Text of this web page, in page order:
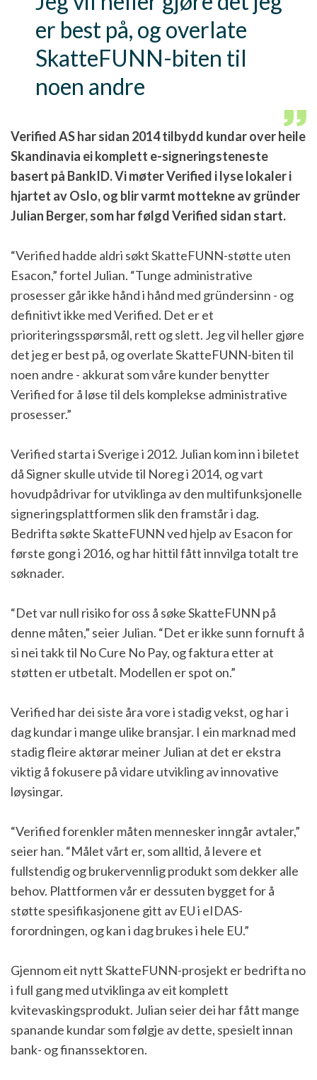
er best på, og overlate
SkatteFUNN-biten til
noen andre
Verified AS har sidan 2014 tilbydd kundar over heile
Skandinavia ei komplett e-signeringsteneste
basert på BankID. Vi møter Verified i lyse lokaler i
hjartet av Oslo, og blir varmt mottekne av gründer
Julian Berger, som har følgd Verified sidan start.
“Verified hadde aldri søkt SkatteFUNN-støtte uten
Esacon,” fortel Julian. “Tunge administrative
prosesser går ikke hånd i hånd med gründersinn - og
definitivt ikke med Verified. Det er et
prioriteringsspørsmål, rett og slett. Jeg vil heller gjøre
det jeg er best på, og overlate SkatteFUNN-biten til
noen andre - akkurat som våre kunder benytter
Verified for å løse til dels komplekse administrative
prosesser.”
Verified starta i Sverige i 2012. Julian kom inn i biletet
då Signer skulle utvide til Noreg i 2014, og vart
hovudpådrivar for utviklinga av den multifunksjonelle
signeringsplattformen slik den framstår i dag.
Bedrifta søkte SkatteFUNN ved hjelp av Esacon for
første gong i 2016, og har hittil fått innvilga totalt tre
søknader.
“Det var null risiko for oss å søke SkatteFUNN på
denne måten,” seier Julian. “Det er ikke sunn fornuft å
si nei takk til No Cure No Pay, og faktura etter at
støtten er utbetalt. Modellen er spot on.”
Verified har dei siste åra vore i stadig vekst, og har i
dag kundar i mange ulike bransjar. I ein marknad med
stadig fleire aktørar meiner Julian at det er ekstra
viktig å fokusere på vidare utvikling av innovative
løysingar.
“Verified forenkler måten mennesker inngår avtaler,”
seier han. “Målet vårt er, som alltid, å levere et
fullstendig og brukervennlig produkt som dekker alle
behov. Plattformen vår er dessuten bygget for å
støtte spesifikasjonene gitt av EU i eIDAS-
forordningen, og kan i dag brukes i hele EU.”
Gjennom eit nytt SkatteFUNN-prosjekt er bedrifta no
i full gang med utviklinga av eit komplett
kvitevaskingsprodukt. Julian seier dei har fått mange
spanande kundar som følgje av dette, spesielt innan
bank- og finanssektoren.